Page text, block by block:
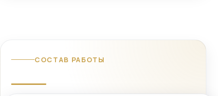
СОСТАВ РАБОТЫ